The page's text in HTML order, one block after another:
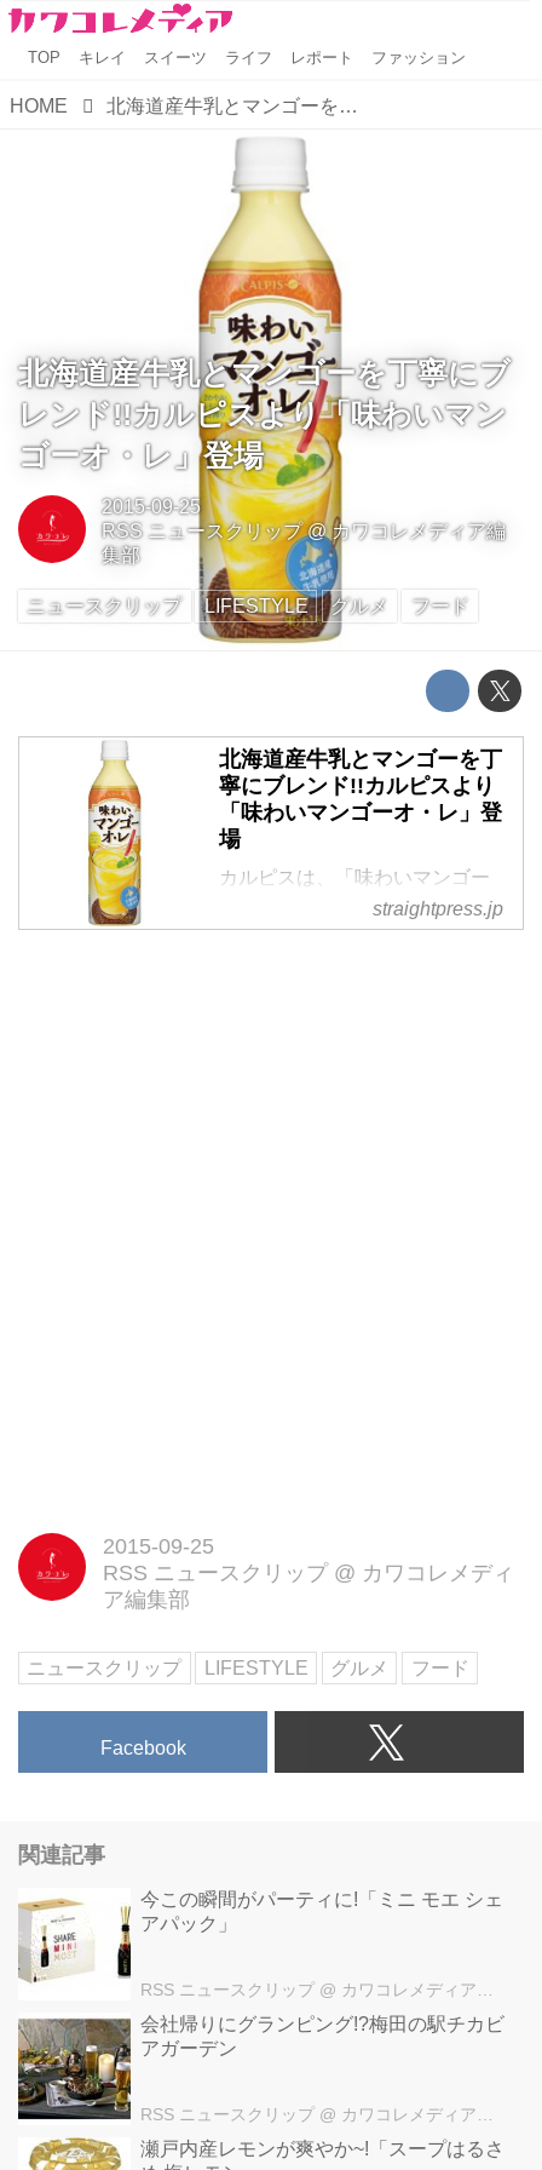
TOP キレイ スイーツ ライフ レポート ファッション
HOME 北海道産牛乳とマンゴーを丁寧にブレンド!!カルピスより「味わいマンゴーオ・レ」登場
北海道産牛乳とマンゴーを丁寧にブ
レンド!!カルピスより「味わいマン
ゴーオ・レ」登場
2015-09-25
RSS ニュースクリップ@カワコレメディア編
集部
ニュースクリップ LIFESTYLE グルメ フード
北海道産牛乳とマンゴーを丁
寧にブレンド!!カルピスより
「味わいマンゴーオ・レ」登
場
カルピスは、「味わいマンゴー
オ・レ」(500mlペットボトル・税
抜・140円)を、10月5日(月)から
straightpress.jp
2015-09-25
RSS ニュースクリップ @ カワコレメディ
ア編集部
ニュースクリップ LIFESTYLE グルメ フード
Facebook
関連記事
今この瞬間がパーティに!「ミニ モエ シェ
アパック」
RSS ニュースクリップ @ カワコレメディア編集部
会社帰りにグランピング!?梅田の駅チカビ
アガーデン
RSS ニュースクリップ @ カワコレメディア編集部
瀬戸内産レモンが爽やか~!「スープはるさ